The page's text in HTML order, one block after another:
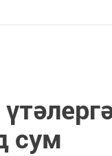
сум